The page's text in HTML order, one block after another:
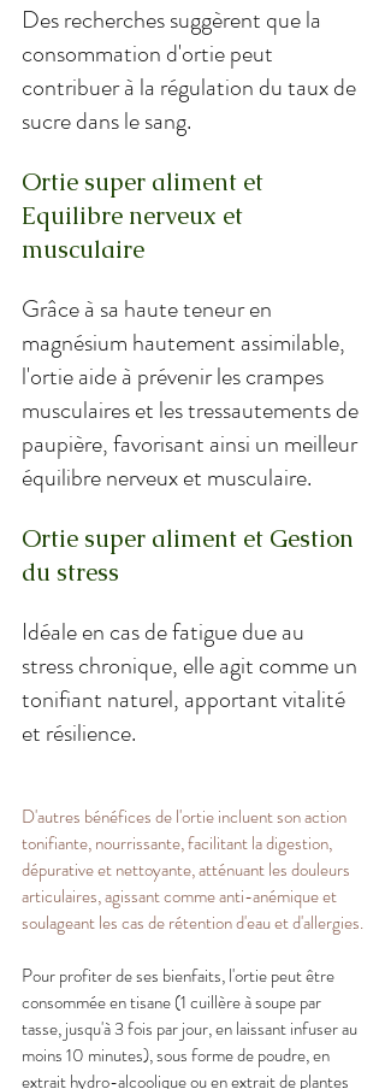
Des recherches suggèrent que la
consommation d'ortie peut
contribuer à la régulation du taux de
sucre dans le sang.
Ortie super aliment et
Equilibre nerveux et
musculaire
Grâce à sa haute teneur en
magnésium hautement assimilable,
l'ortie aide à prévenir les crampes
musculaires et les tressautements de
paupière, favorisant ainsi un meilleur
équilibre nerveux et musculaire.
Ortie super aliment et Gestion
du stress
Idéale en cas de fatigue due au
stress chronique, elle agit comme un
tonifiant naturel, apportant vitalité
et résilience.
D'autres bénéfices de l'ortie incluent son action
tonifiante, nourrissante, facilitant la digestion,
dépurative et nettoyante, atténuant les douleurs
articulaires, agissant comme anti-anémique et
soulageant les cas de rétention d'eau et d'allergies.
Pour profiter de ses bienfaits, l'ortie peut être
consommée en tisane (1 cuillère à soupe par
tasse, jusqu'à 3 fois par jour, en laissant infuser au
moins 10 minutes), sous forme de poudre, en
extrait hydro-alcoolique ou en extrait de plantes